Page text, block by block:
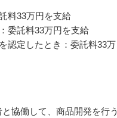
料33万円を支給
委託料33万円を支給
認定したとき：委託料33万
協働して、商品開発を行う